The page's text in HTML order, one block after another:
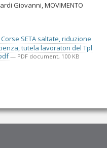
Giovanni, MOVIMENTO
Corse SETA saltate, riduzione
tutela lavoratori del Tpl
— PDF document, 100 KB